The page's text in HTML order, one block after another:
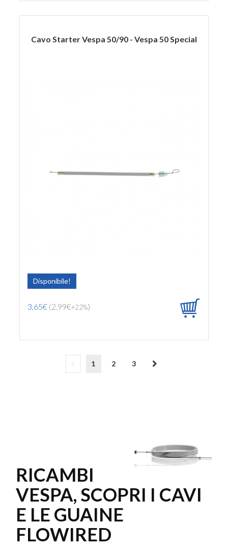
Cavo Starter Vespa 50/90 - Vespa 50 Special
Disponibile!
3,65€ (2,99€+22%)
1 2 3
RICAMBI
VESPA, SCOPRI I CAVI
E LE GUAINE
FLOWIRED